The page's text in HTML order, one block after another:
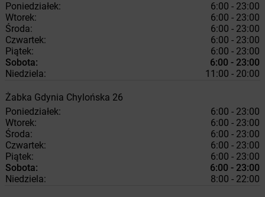
Poniedziałek:
6:00 - 23:00
Wtorek:
6:00 - 23:00
Środa:
6:00 - 23:00
Czwartek:
6:00 - 23:00
Piątek:
6:00 - 23:00
Sobota:
6:00 - 23:00
Niedziela:
11:00 - 20:00
Żabka Gdynia Chylońska 26
Poniedziałek:
6:00 - 23:00
Wtorek:
6:00 - 23:00
Środa:
6:00 - 23:00
Czwartek:
6:00 - 23:00
Piątek:
6:00 - 23:00
Sobota:
6:00 - 23:00
Niedziela:
8:00 - 22:00